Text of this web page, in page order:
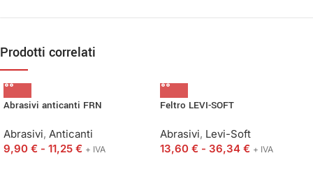
Prodotti correlati
Abrasivi anticanti FRN
Abrasivi, Anticanti
9,90 € - 11,25 € + IVA
Feltro LEVI-SOFT
Abrasivi, Levi-Soft
13,60 € - 36,34 € + IVA